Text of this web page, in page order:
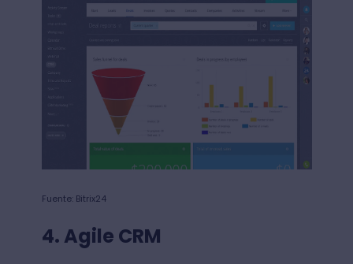
Fuente: Bitrix24
4. Agile CRM